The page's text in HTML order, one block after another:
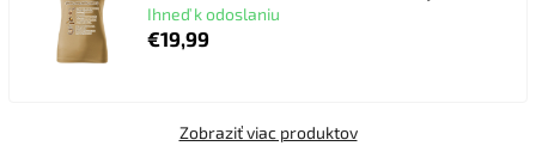
Ihneď k odoslaniu
€19,99
Zobraziť viac produktov